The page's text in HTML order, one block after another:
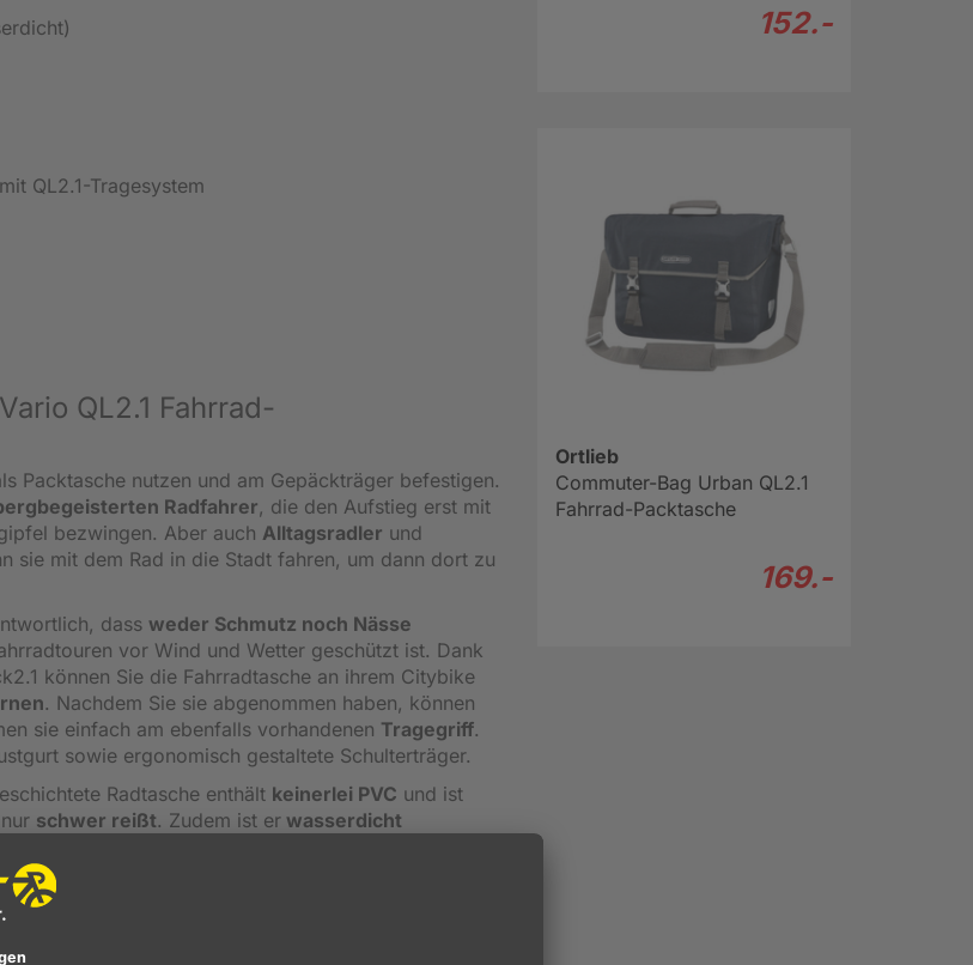
QL2.1-Tragesystem
QL2.1 Fahrrad-
Packtasche nutzen und am Gepäckträger befestigen.
Radfahrer, die den Aufstieg erst mit
bezwingen. Aber auch Alltagsradler und
sie mit dem Rad in die Stadt fahren, um dann dort zu
dass weder Schmutz noch Nässe
vor Wind und Wetter geschützt ist. Dank
können Sie die Fahrradtasche an ihrem Citybike
. Nachdem Sie sie abgenommen haben, können
sie einfach am ebenfalls vorhandenen Tragegriff.
sowie ergonomisch gestaltete Schulterträger.
Radtasche enthält keinerlei PVC und ist
schwer reißt. Zudem ist er wasserdicht
. Er leuchtet hell auf, wenn er
wird, sodass Sie
misst 45 x 31 x 18 Zentimeter und wiegt circa
beladen.
152.-
Ortlieb
Commuter-Bag Urban QL2.1
Fahrrad-Packtasche
169.-